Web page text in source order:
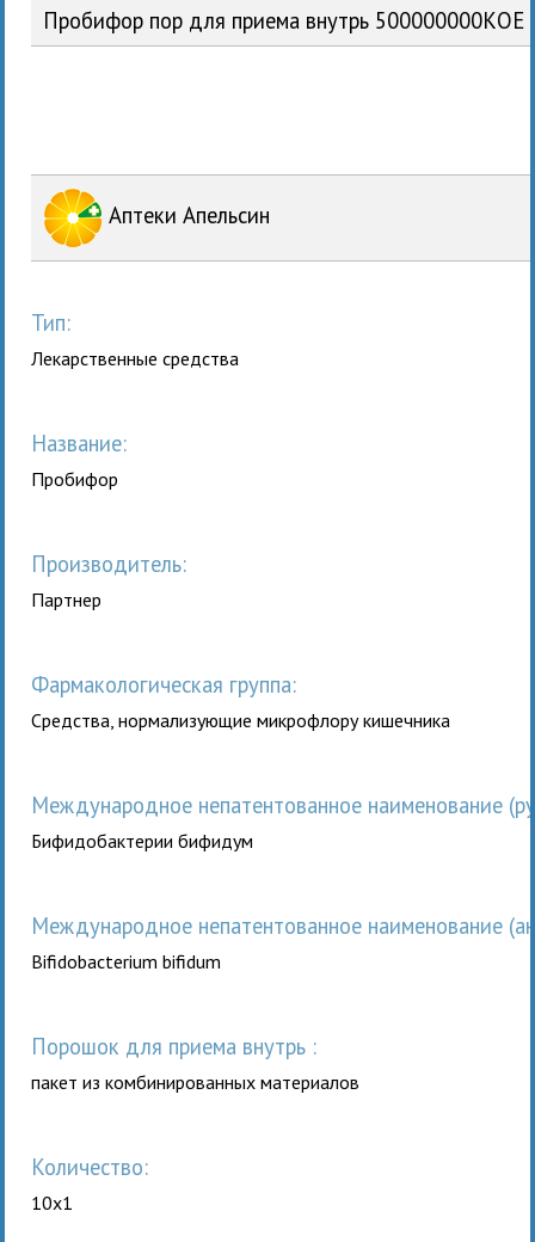
Пробифор пор для приема внутрь
Аптеки Апельсин
Тип:
Лекарственные средства
Название:
Пробифор
Производитель:
Партнер
Фармакологическая группа:
Сpедства, нормализующие микpофлоpу кишечника
Международное непатентованное наименование
Бифидобактерии бифидум
Международное непатентованное наименование
Bifidobacterium bifidum
порошок для приема внутрь :
пакет из комбинированных материалов
Количество:
10x1